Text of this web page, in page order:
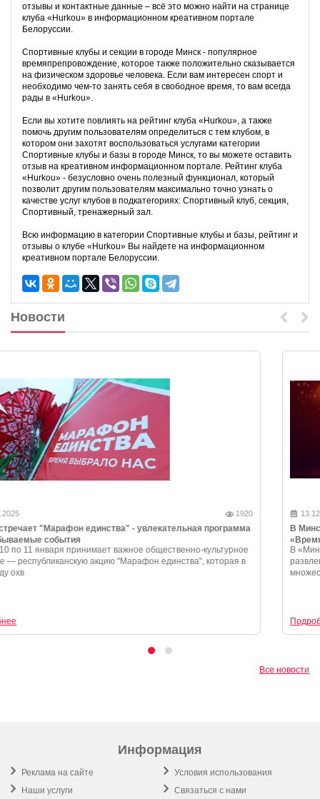
отзывы и контактные данные – всё это можно найти на странице
клуба «Hurkou» в информационном креативном портале
Белоруссии.
Спортивные клубы и секции в городе Минск - популярное
времяпрепровождение, которое также положительно сказывается
на физическом здоровье человека. Если вам интересен спорт и
необходимо чем-то занять себя в свободное время, то вам всегда
рады в «Hurkou».
Если вы хотите повлиять на рейтинг клуба «Hurkou», а также
помочь другим пользователям определиться с тем клубом, в
котором они захотят воспользоваться услугами категории
Спортивные клубы и базы в городе Минск, то вы можете оставить
отзыв на креативном информационном портале. Рейтинг клуба
«Hurkou» - безусловно очень полезный функционал, который
позволит другим пользователям максимально точно узнать о
качестве услуг клубов в подкатегориях: Спортивный клуб, секция,
Спортивный, тренажерный зал.
Всю информацию в категории Спортивные клубы и базы, рейтинг и
отзывы о клубе «Hurkou» Вы найдете на информационном
креативном портале Белоруссии.
Новости
1920
Лида встречает "Марафон единства" - увлекательная программа
и незабываемые события
Лида с 10 по 11 января принимает важное общественно-культурное
событие — республиканскую акцию "Марафон единства", которая в
этом году охв
Подробнее
Все новости
Информация
Реклама на сайте
Наши услуги
Условия использования
Связаться с нами